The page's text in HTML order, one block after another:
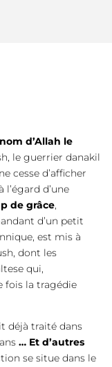
d’Allah le
le guerrier danakil
cesse d’afficher
d’une
de grâce,
d’un petit
est mis à
dont les
qui,
fois la tragédie
déjà traité dans
… Et d’autres
se situe dans le